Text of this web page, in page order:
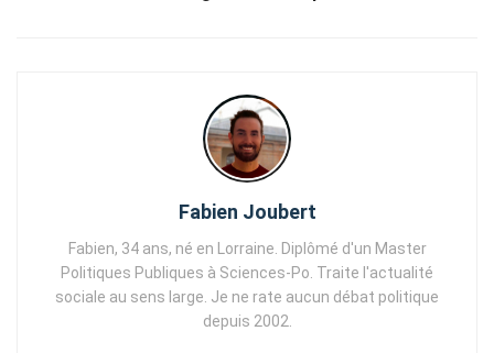
Fabien Joubert
Fabien, 34 ans, né en Lorraine. Diplômé d'un Master
Politiques Publiques à Sciences-Po. Traite l'actualité
sociale au sens large. Je ne rate aucun débat politique
depuis 2002.